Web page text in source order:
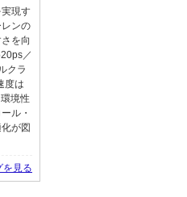
現す
ンの
を向
／
クラ
度は
境性
ル・
が図
を見る